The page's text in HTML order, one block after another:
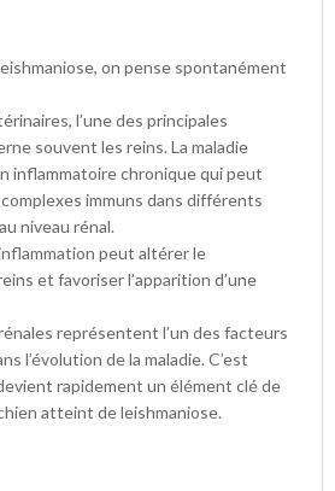
on pense spontanément
l’une des principales
souvent les reins. La maladie
inflammatoire chronique qui peut
immuns dans différents
niveau rénal.
peut altérer le
et favoriser l’apparition d’une
représentent l’un des facteurs
l’évolution de la maladie. C’est
rapidement un élément clé de
atteint de leishmaniose.